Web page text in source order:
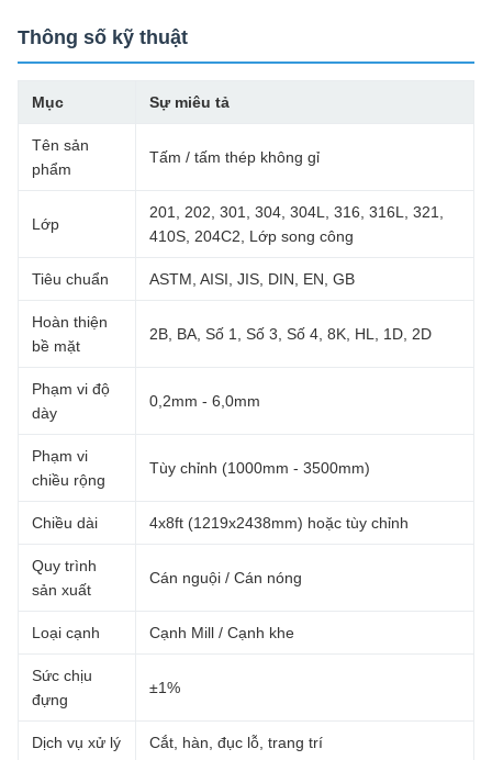
Thông số kỹ thuật
Mục Sự miêu tả
Tên sản
phẩm
Tấm / tấm thép không gỉ
Lớp
201, 202, 301, 304, 304L, 316, 316L, 321,
410S, 204C2, Lớp song công
Tiêu chuẩn ASTM, AISI, JIS, DIN, EN, GB
Hoàn thiện
bề mặt
2B, BA, Số 1, Số 3, Số 4, 8K, HL, 1D, 2D
Phạm vi độ
dày
0,2mm - 6,0mm
Phạm vi
chiều rộng
Tùy chỉnh (1000mm - 3500mm)
Chiều dài 4x8ft (1219x2438mm) hoặc tùy chỉnh
Quy trình
sản xuất
Cán nguội / Cán nóng
Loại cạnh Cạnh Mill / Cạnh khe
Sức chịu
đựng
±1%
Dịch vụ xử lý Cắt, hàn, đục lỗ, trang trí